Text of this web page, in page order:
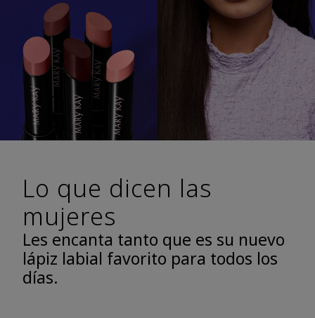
Lo que dicen las
mujeres
Les encanta tanto que es su nuevo
lápiz labial favorito para todos los
días.